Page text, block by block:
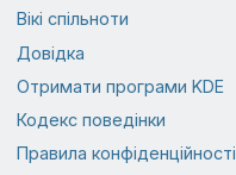
Вікі спільноти
Довідка
Отримати програми KDE
Кодекс поведінки
Правила конфіденційності